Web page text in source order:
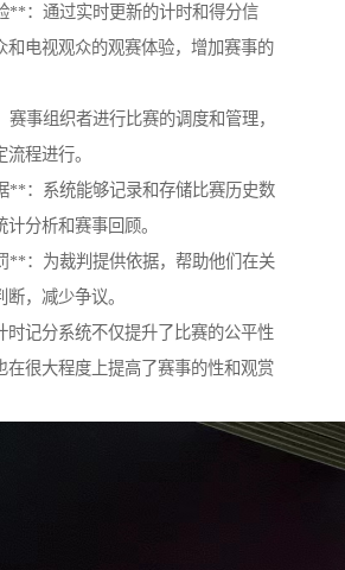
**：通过实时更新的计时和得分信
和电视观众的观赛体验，增加赛事的
事组织者进行比赛的调度和管理，
程进行。
**：系统能够记录和存储比赛历史数
分析和赛事回顾。
**：为裁判提供依据，帮助他们在关
，减少争议。
时记分系统不仅提升了比赛的公平性
在很大程度上提高了赛事的性和观赏